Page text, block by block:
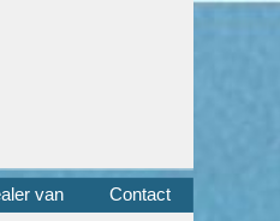
van Contact